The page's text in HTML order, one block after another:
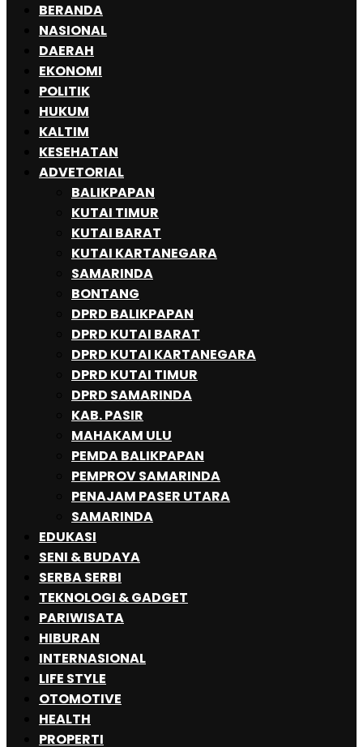
BERANDA
NASIONAL
DAERAH
EKONOMI
POLITIK
HUKUM
KALTIM
KESEHATAN
ADVETORIAL
BALIKPAPAN
KUTAI TIMUR
KUTAI BARAT
KUTAI KARTANEGARA
SAMARINDA
BONTANG
DPRD BALIKPAPAN
DPRD KUTAI BARAT
DPRD KUTAI KARTANEGARA
DPRD KUTAI TIMUR
DPRD SAMARINDA
KAB. PASIR
MAHAKAM ULU
PEMDA BALIKPAPAN
PEMPROV SAMARINDA
PENAJAM PASER UTARA
SAMARINDA
EDUKASI
SENI & BUDAYA
SERBA SERBI
TEKNOLOGI & GADGET
PARIWISATA
HIBURAN
INTERNASIONAL
LIFE STYLE
OTOMOTIVE
HEALTH
PROPERTI